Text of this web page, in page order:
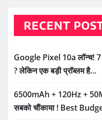
RECENT
Google Pixel 10a लॉन्च!
? लेकिन एक बड़ी प्रॉब्लम है…
6500mAh + 120Hz +
सबको चौंकाया ! Best